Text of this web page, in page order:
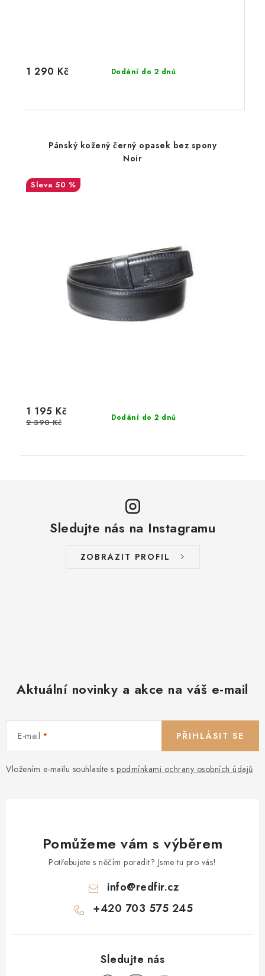
Dodání do 2 dnů
1 290 Kč
Pánský kožený černý opasek bez spony
Noir
50 %
Dodání do 2 dnů
1 195 Kč
2 390 Kč
Sledujte nás na Instagramu
ZOBRAZIT PROFIL
Aktuální novinky a akce na váš e-mail
E-mail
Vložením e-mailu souhlasíte s podmínkami ochrany osobních údajů
PŘIHLÁSIT SE
Pomůžeme vám s výběrem
Potřebujete s něčím poradit? Jsme tu pro vás!
info@redfir.cz
+420 703 575 245